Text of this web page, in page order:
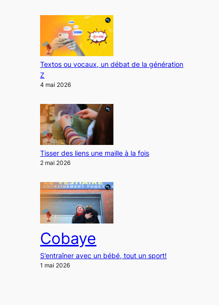
Textos ou vocaux, un débat de la génération
Z
4 mai 2026
Tisser des liens une maille à la fois
2 mai 2026
Cobaye
S’entraîner avec un bébé, tout un sport!
1 mai 2026